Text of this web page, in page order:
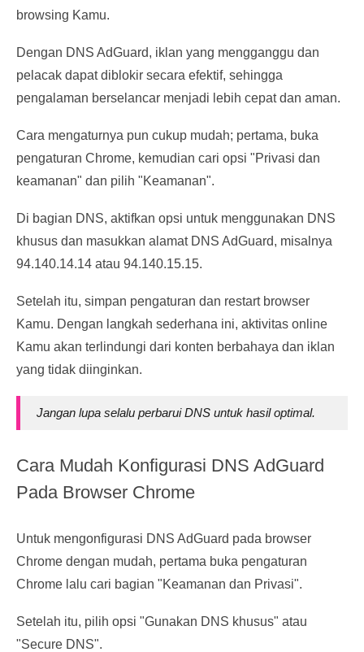
browsing Kamu.
Dengan DNS AdGuard, iklan yang mengganggu dan
pelacak dapat diblokir secara efektif, sehingga
pengalaman berselancar menjadi lebih cepat dan aman.
Cara mengaturnya pun cukup mudah; pertama, buka
pengaturan Chrome, kemudian cari opsi "Privasi dan
keamanan" dan pilih "Keamanan".
Di bagian DNS, aktifkan opsi untuk menggunakan DNS
khusus dan masukkan alamat DNS AdGuard, misalnya
94.140.14.14 atau 94.140.15.15.
Setelah itu, simpan pengaturan dan restart browser
Kamu. Dengan langkah sederhana ini, aktivitas online
Kamu akan terlindungi dari konten berbahaya dan iklan
yang tidak diinginkan.
Jangan lupa selalu perbarui DNS untuk hasil optimal.
Cara Mudah Konfigurasi DNS AdGuard
Pada Browser Chrome
Untuk mengonfigurasi DNS AdGuard pada browser
Chrome dengan mudah, pertama buka pengaturan
Chrome lalu cari bagian "Keamanan dan Privasi".
Setelah itu, pilih opsi "Gunakan DNS khusus" atau
"Secure DNS".